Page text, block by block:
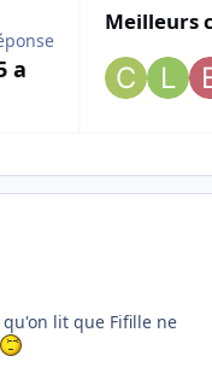
a
Meilleurs
overview
lit que Fifille ne